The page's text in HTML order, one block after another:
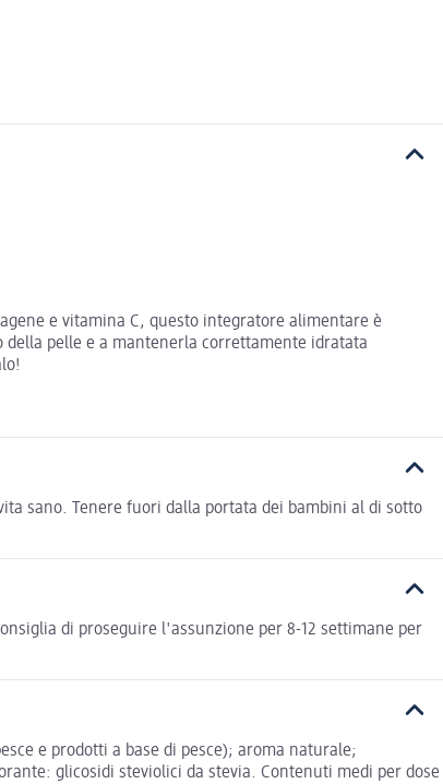
e vitamina C, questo integratore alimentare è
pelle e a mantenerla correttamente idratata
sano. Tenere fuori dalla portata dei bambini al di sotto
di proseguire l'assunzione per 8-12 settimane per
e prodotti a base di pesce); aroma naturale;
glicosidi steviolici da stevia. Contenuti medi per dose